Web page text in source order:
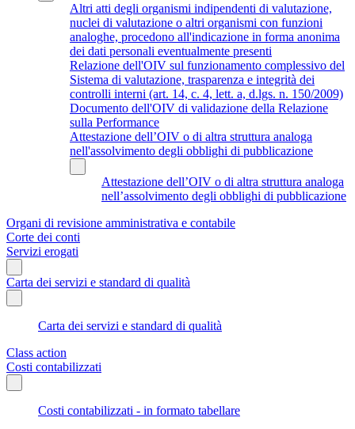
Altri atti degli organismi indipendenti di valutazione,
nuclei di valutazione o altri organismi con funzioni
analoghe, procedono all'indicazione in forma anonima
dei dati personali eventualmente presenti
Relazione dell'OIV sul funzionamento complessivo del
Sistema di valutazione, trasparenza e integrità dei
controlli interni (art. 14, c. 4, lett. a, d.lgs. n. 150/2009)
Documento dell'OIV di validazione della Relazione
sulla Performance
Attestazione dell’OIV o di altra struttura analoga
nell'assolvimento degli obblighi di pubblicazione
Attestazione dell’OIV o di altra struttura analoga
nell’assolvimento degli obblighi di pubblicazione
Organi di revisione amministrativa e contabile
Corte dei conti
Servizi erogati
Carta dei servizi e standard di qualità
Carta dei servizi e standard di qualità
Class action
Costi contabilizzati
Costi contabilizzati - in formato tabellare